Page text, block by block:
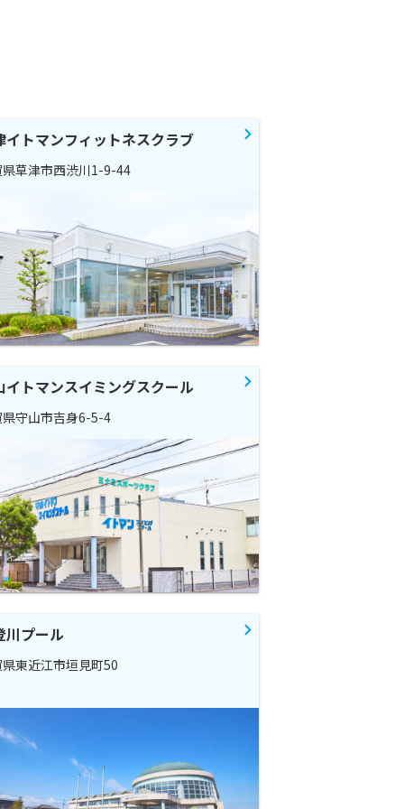
イトマンフィットネスクラブ
草津市西渋川1-9-44
イトマンスイミングスクール
県守山市吉身6-5-4
川プール
東近江市垣見町50